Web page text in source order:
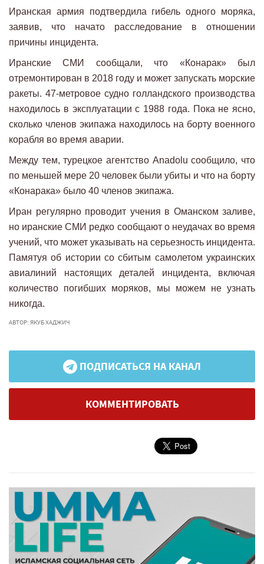
Иранская армия подтвердила гибель одного моряка,
заявив, что начато расследование в отношении
причины инцидента.
Иранские СМИ сообщали, что «Конарак» был
отремонтирован в 2018 году и может запускать морские
ракеты. 47-метровое судно голландского производства
находилось в эксплуатации с 1988 года. Пока не ясно,
сколько членов экипажа находилось на борту военного
корабля во время аварии.
Между тем, турецкое агентство Anadolu сообщило, что
по меньшей мере 20 человек были убиты и что на борту
«Конарака» было 40 членов экипажа.
Иран регулярно проводит учения в Оманском заливе,
но иранские СМИ редко сообщают о неудачах во время
учений, что может указывать на серьезность инцидента.
Памятуя об истории со сбитым самолетом украинских
авиалиний настоящих деталей инцидента, включая
количество погибших моряков, мы можем не узнать
никогда.
АВТОР: ЯКУБ ХАДЖИЧ
ПОДПИСАТЬСЯ НА КАНАЛ
КОММЕНТИРОВАТЬ